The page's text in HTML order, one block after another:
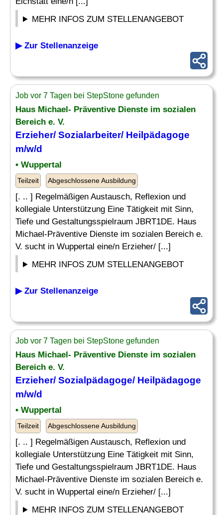
MEHR INFOS ZUM STELLENANGEBOT
▶ Zur Stellenanzeige
Job vor 7 Tagen bei StepStone gefunden
Haus Michael- Präventive Dienste im sozialen
Bereich e. V.
Erzieher/ Sozialarbeiter/ Heilpädagoge
m/w/d
• Wuppertal
Teilzeit Abgeschlossene Ausbildung
[. .. ] Regelmäßigen Austausch, Reflexion und
kollegiale Unterstützung Eine Tätigkeit mit Sinn,
Tiefe und Gestaltungsspielraum JBRT1DE. Haus
Michael-Präventive Dienste im sozialen Bereich e.
V. sucht in Wuppertal eine/n Erzieher/ [...]
MEHR INFOS ZUM STELLENANGEBOT
▶ Zur Stellenanzeige
Job vor 7 Tagen bei StepStone gefunden
Haus Michael- Präventive Dienste im sozialen
Bereich e. V.
Erzieher/ Sozialpädagoge/ Heilpädagoge
m/w/d
• Wuppertal
Teilzeit Abgeschlossene Ausbildung
[. .. ] Regelmäßigen Austausch, Reflexion und
kollegiale Unterstützung Eine Tätigkeit mit Sinn,
Tiefe und Gestaltungsspielraum JBRT1DE. Haus
Michael-Präventive Dienste im sozialen Bereich e.
V. sucht in Wuppertal eine/n Erzieher/ [...]
MEHR INFOS ZUM STELLENANGEBOT